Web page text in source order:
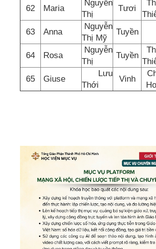
62 Maria
Nguyễn
Thị
Tươi
63 Anna
Nguyễn
Thị Mỹ
Tuyền
64 Rosa
Nguyễn
Thị
Tuyền
65 Giuse
Lưu
Thới
Vinh